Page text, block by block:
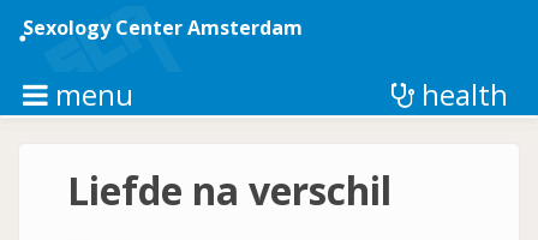
main
Sexology Center Amsterdam
menu health
Liefde na verschil